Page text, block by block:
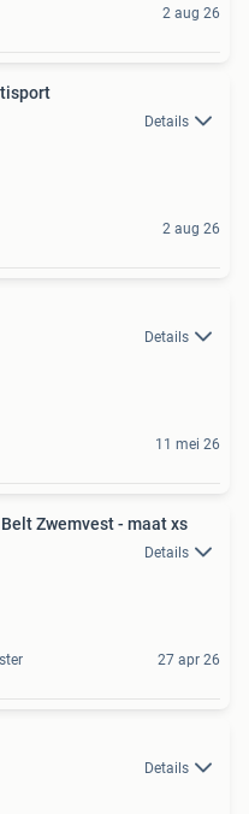
2 aug 26
Details
2 aug 26
Details
11 mei 26
Belt Zwemvest - maat xs
Details
27 apr 26
Details